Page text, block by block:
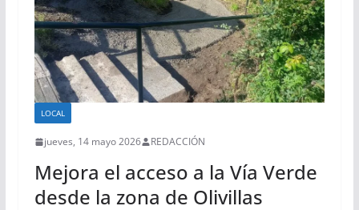
LOCAL
jueves, 14 mayo 2026 REDACCIÓN
Mejora el acceso a la Vía Verde
desde la zona de Olivillas